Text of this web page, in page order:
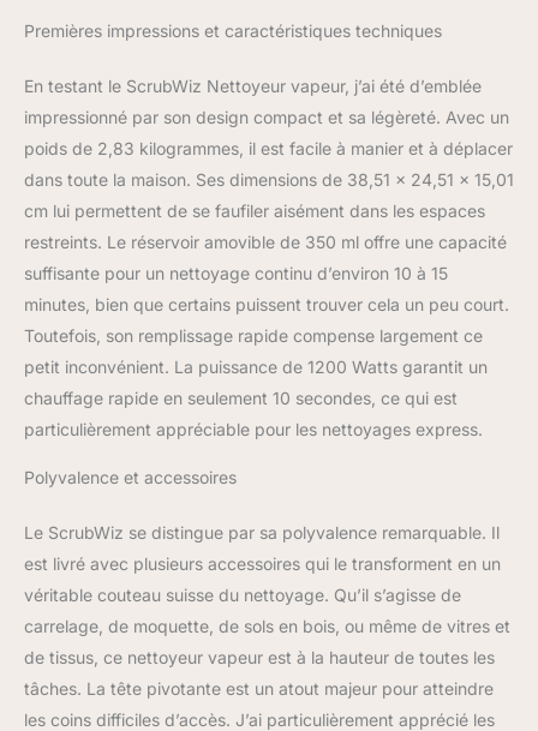
moquette, le
secondes, atteignant des
jusqu'à 120 °C pour
convertir rapidement
l'eau en vapeur, équipé
de 2 modes de vapeur
réglables, éliminant sans
effort la saleté, la graisse
et les taches tenaces sur
intérieures et extérieures
Premières impressions et caractéristiques techniques
En testant le ScrubWiz Nettoyeur vapeur, j’ai été d’emblée
impressionné par son design compact et sa légèreté. Avec un
poids de 2,83 kilogrammes, il est facile à manier et à déplacer
dans toute la maison. Ses dimensions de 38,51 x 24,51 x 15,01
cm lui permettent de se faufiler aisément dans les espaces
restreints. Le réservoir amovible de 350 ml offre une capacité
suffisante pour un nettoyage continu d’environ 10 à 15
minutes, bien que certains puissent trouver cela un peu court.
Toutefois, son remplissage rapide compense largement ce
petit inconvénient. La puissance de 1200 Watts garantit un
chauffage rapide en seulement 10 secondes, ce qui est
particulièrement appréciable pour les nettoyages express.
Polyvalence et accessoires
Le ScrubWiz se distingue par sa polyvalence remarquable. Il
est livré avec plusieurs accessoires qui le transforment en un
véritable couteau suisse du nettoyage. Qu’il s’agisse de
carrelage, de moquette, de sols en bois, ou même de vitres et
de tissus, ce nettoyeur vapeur est à la hauteur de toutes les
tâches. La tête pivotante est un atout majeur pour atteindre
les coins difficiles d’accès. J’ai particulièrement apprécié les